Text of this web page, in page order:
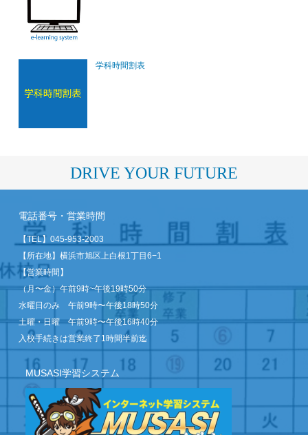
学科時間割表
DRIVE YOUR FUTURE
電話番号・営業時間
【TEL】045-953-2003
【所在地】横浜市旭区上白根1丁目6−1
【営業時間】
（月〜金）午前9時~午後19時50分
水曜日のみ 午前9時〜午後18時50分
土曜・日曜 午前9時〜午後16時40分
入校手続きは営業終了1時間半前迄
MUSASI学習システム